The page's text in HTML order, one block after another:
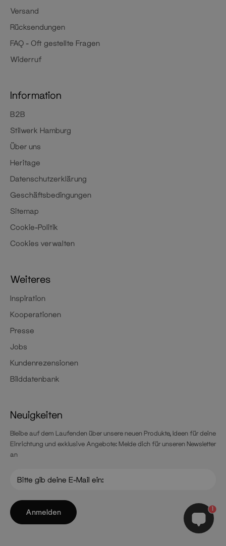
Versand
Rücksendungen
FAQ - Oft gestellte Fragen
Widerruf
Information
B2B
Stilwerk Hamburg
Über uns
Heritage
Datenschutzerklärung
Geschäftsbedingungen
Sitemap
Cookie-Politik
Cookies verwalten
Weiteres
Inspiration
Kooperationen
Presse
Jobs
Kundenrezensionen
Bilddatenbank
Neuigkeiten
Bleibe auf dem Laufenden über unsere neuen Produkte, Ideen für deine
Einrichtung und exklusive Angebote: Melde dich für unseren Newsletter
an
Anmelden 1